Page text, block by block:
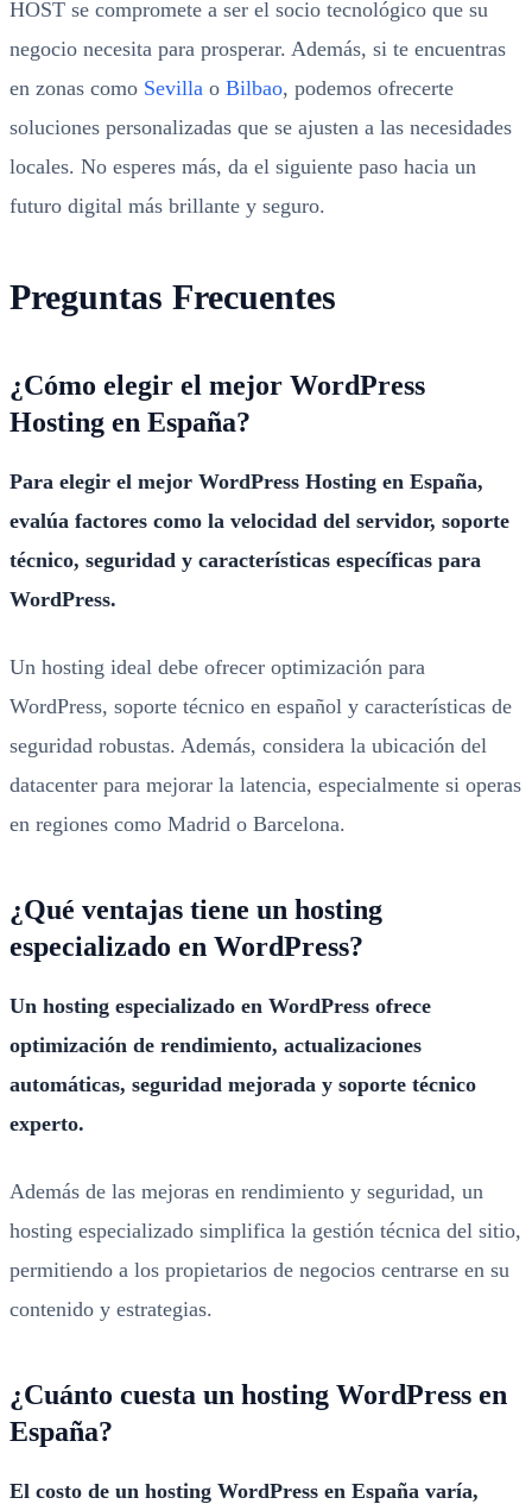
HOST se compromete a ser el socio tecnológico que su
negocio necesita para prosperar. Además, si te encuentras
en zonas como Sevilla o Bilbao, podemos ofrecerte
soluciones personalizadas que se ajusten a las necesidades
locales. No esperes más, da el siguiente paso hacia un
futuro digital más brillante y seguro.
Preguntas Frecuentes
¿Cómo elegir el mejor WordPress
Hosting en España?
Para elegir el mejor WordPress Hosting en España,
evalúa factores como la velocidad del servidor, soporte
técnico, seguridad y características específicas para
WordPress.
Un hosting ideal debe ofrecer optimización para
WordPress, soporte técnico en español y características de
seguridad robustas. Además, considera la ubicación del
datacenter para mejorar la latencia, especialmente si operas
en regiones como Madrid o Barcelona.
¿Qué ventajas tiene un hosting
especializado en WordPress?
Un hosting especializado en WordPress ofrece
optimización de rendimiento, actualizaciones
automáticas, seguridad mejorada y soporte técnico
experto.
Además de las mejoras en rendimiento y seguridad, un
hosting especializado simplifica la gestión técnica del sitio,
permitiendo a los propietarios de negocios centrarse en su
contenido y estrategias.
¿Cuánto cuesta un hosting WordPress en
España?
El costo de un hosting WordPress en España varía,